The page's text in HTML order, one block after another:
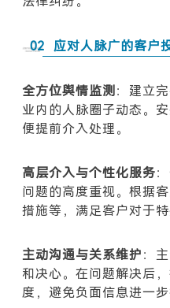
02 应对人脉广的客户
全方位舆情监测 ：建立
业内的人脉圈子动态。
便提前介入处理。
高层介入与个性化服务
问题的高度重视。根据
措施等，满足客户对于
主动沟通与关系维护 ：
和决心。在问题解决后
度，避免负面信息进一步